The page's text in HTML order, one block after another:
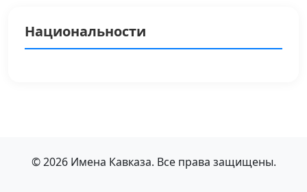
Национальности
© 2026 Имена Кавказа. Все права защищены.